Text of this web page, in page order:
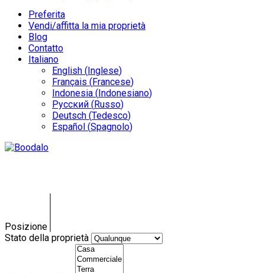
Preferita
Vendi/affitta la mia proprietà
Blog
Contatto
Italiano
English (Inglese)
Français (Francese)
Indonesia (Indonesiano)
Русский (Russo)
Deutsch (Tedesco)
Español (Spagnolo)
Posizione
Stato della proprietà